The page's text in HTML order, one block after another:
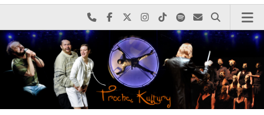
Najlepiej po prostu do nas zadzwoń
Odwiedź nas na Facebook-u
Odwiedź nas na X
Odwiedź nas na Instagram-ie
Odwiedź nas na TikTok-u
Szukaj nas na Spotify
Wyślij do nas
Szukaj